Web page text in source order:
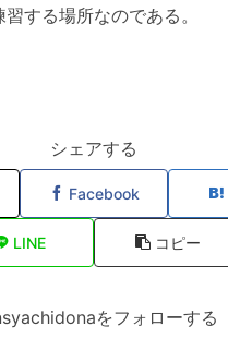
する場所なのである。
シェアする
Facebook
LINE コピー
をフォローする